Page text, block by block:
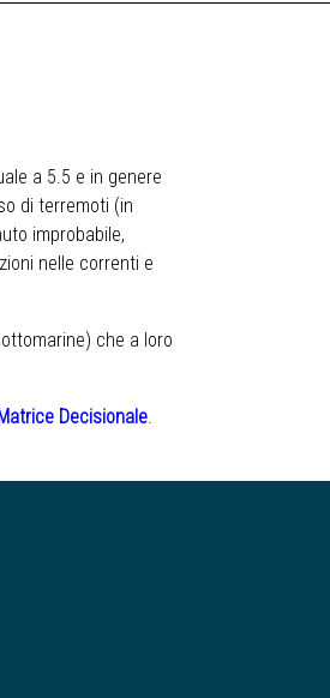
a 5.5 e in genere
di terremoti (in
improbabile,
nelle correnti e
che a loro
Matrice Decisionale.